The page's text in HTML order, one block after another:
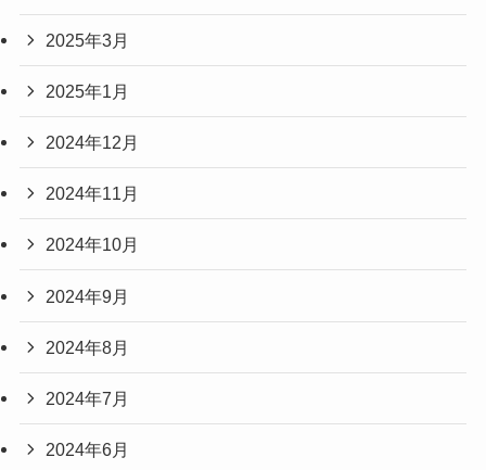
2025年3月
2025年1月
2024年12月
2024年11月
2024年10月
2024年9月
2024年8月
2024年7月
2024年6月